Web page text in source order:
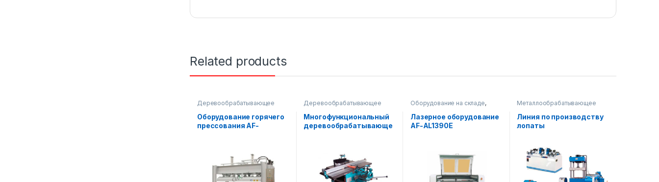
Related products
Деревообрабатывающее
оборудование
Оборудование горячего
прессования AF-
Деревообрабатывающее
оборудование
Многофункциональный
деревообрабатывающе
Оборудование на складе,
Деревообрабатывающее
оборудование
Лазерное оборудование
AF-AL1390E
Металлообрабатывающее
оборудование
Деревообрабатывающее
оборудование
Линия по производству
лопаты